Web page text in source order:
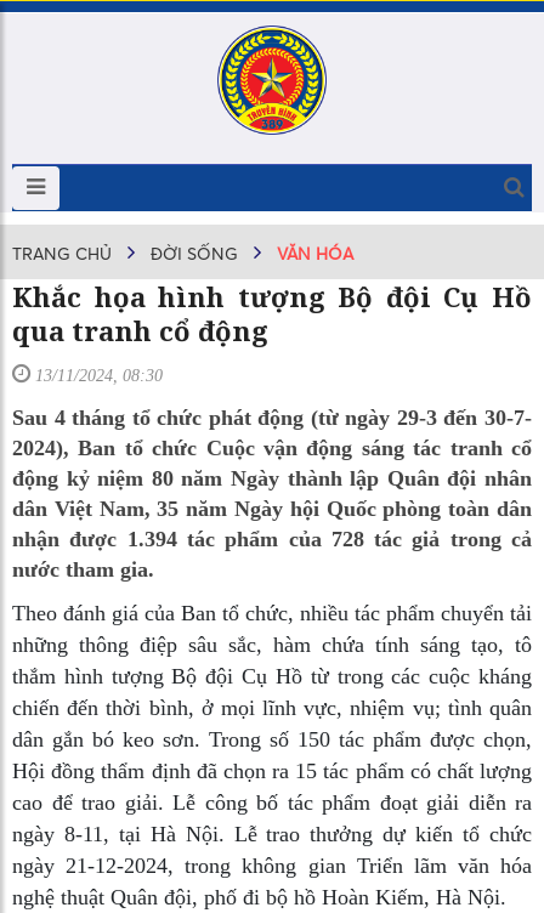
TRANG CHỦ ĐỜI SỐNG VĂN HÓA
Khắc họa hình tượng Bộ đội Cụ Hồ
qua tranh cổ động
13/11/2024, 08:30
Sau 4 tháng tổ chức phát động (từ ngày 29-3 đến 30-7-
2024), Ban tổ chức Cuộc vận động sáng tác tranh cổ
động kỷ niệm 80 năm Ngày thành lập Quân đội nhân
dân Việt Nam, 35 năm Ngày hội Quốc phòng toàn dân
nhận được 1.394 tác phẩm của 728 tác giả trong cả
nước tham gia.
Theo đánh giá của Ban tổ chức, nhiều tác phẩm chuyển tải
những thông điệp sâu sắc, hàm chứa tính sáng tạo, tô
thắm hình tượng Bộ đội Cụ Hồ từ trong các cuộc kháng
chiến đến thời bình, ở mọi lĩnh vực, nhiệm vụ; tình quân
dân gắn bó keo sơn. Trong số 150 tác phẩm được chọn,
Hội đồng thẩm định đã chọn ra 15 tác phẩm có chất lượng
cao để trao giải. Lễ công bố tác phẩm đoạt giải diễn ra
ngày 8-11, tại Hà Nội. Lễ trao thưởng dự kiến tổ chức
ngày 21-12-2024, trong không gian Triển lãm văn hóa
nghệ thuật Quân đội, phố đi bộ hồ Hoàn Kiếm, Hà Nội.